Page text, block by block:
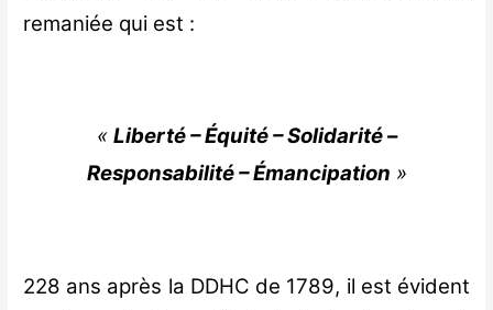
remaniée qui est :
« Liberté – Équité – Solidarité –
Responsabilité – Émancipation »
228 ans après la DDHC de 1789, il est évident